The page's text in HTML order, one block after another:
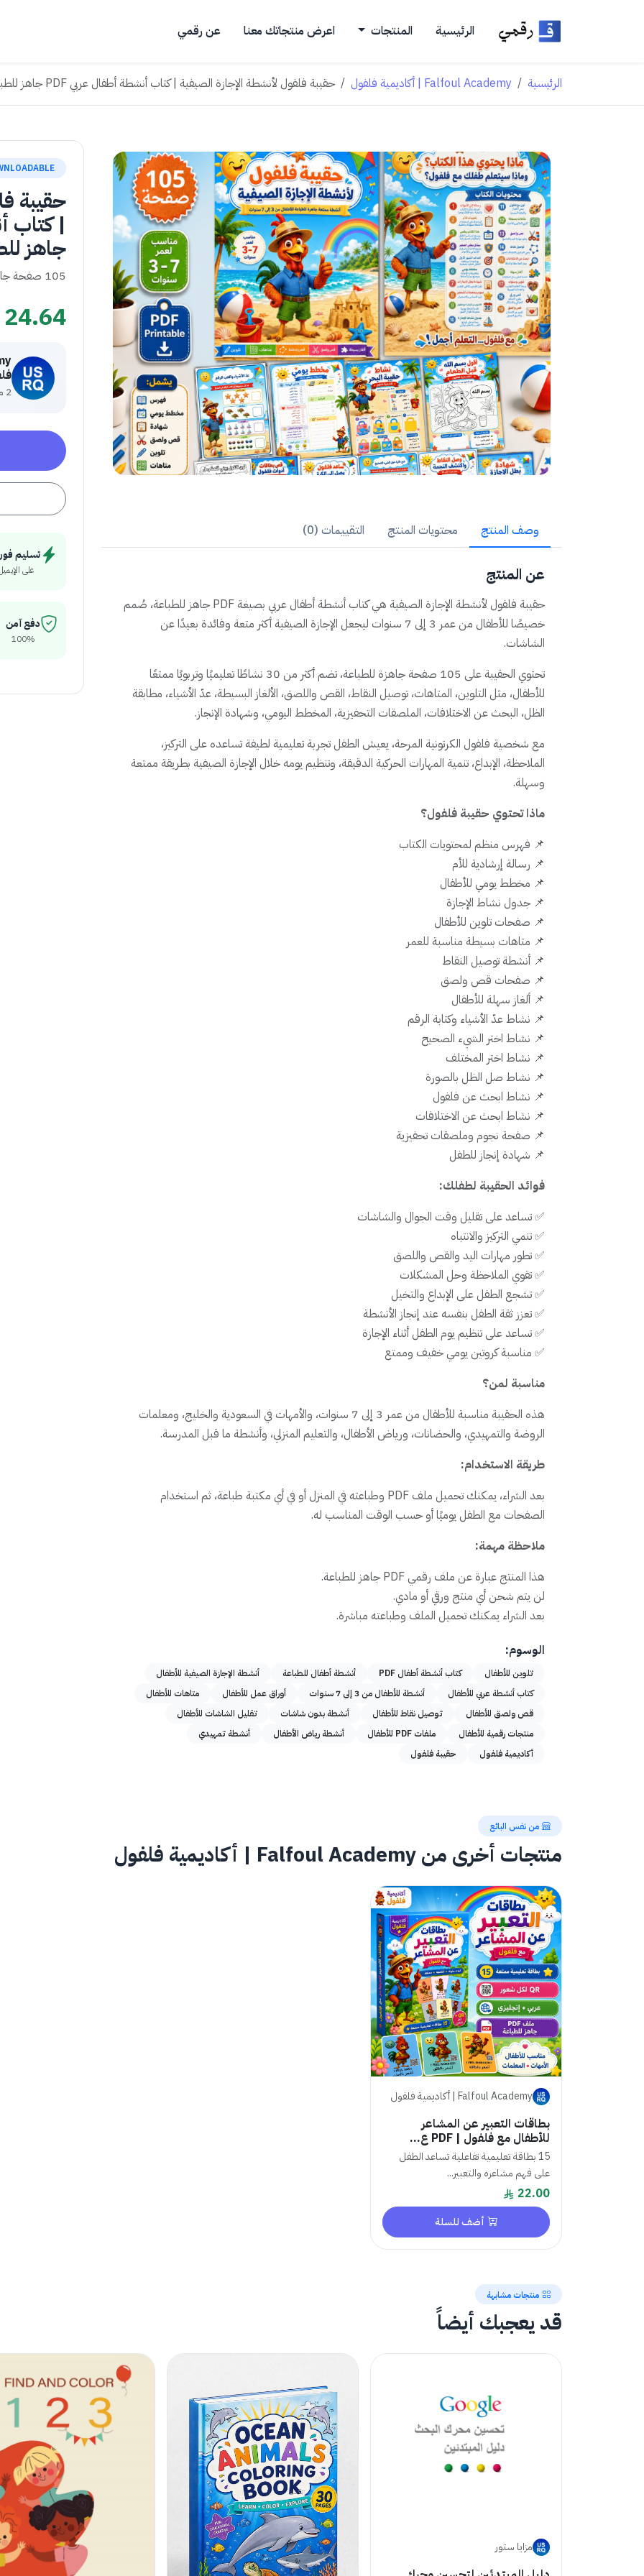
الرئيسية المنتجات اعرض منتجاتك معنا عن رقمي
الرئيسية Falfoul Academy | أكاديمية فلفول حقيبة فلفول لأنشطة الإجازة الصيفية | كتاب أنشطة أطفال عربي PDF جاهز للطباعة
وصف المنتج محتويات المنتج التقييمات (0)
عن المنتج
حقيبة فلفول لأنشطة الإجازة الصيفية هي كتاب أنشطة أطفال عربي بصيغة PDF جاهز للطباعة، صُمم
خصيصًا للأطفال من عمر 3 إلى 7 سنوات ليجعل الإجازة الصيفية أكثر متعة وفائدة بعيدًا عن
الشاشات.
تحتوي الحقيبة على 105 صفحة جاهزة للطباعة، تضم أكثر من 30 نشاطًا تعليميًا وتربويًا ممتعًا
للأطفال، مثل التلوين، المتاهات، توصيل النقاط، القص واللصق، الألغاز البسيطة، عدّ الأشياء، مطابقة
الظل، البحث عن الاختلافات، الملصقات التحفيزية، المخطط اليومي، وشهادة الإنجاز.
مع شخصية فلفول الكرتونية المرحة، يعيش الطفل تجربة تعليمية لطيفة تساعده على التركيز،
الملاحظة، الإبداع، تنمية المهارات الحركية الدقيقة، وتنظيم يومه خلال الإجازة الصيفية بطريقة ممتعة
وسهلة.
ماذا تحتوي حقيبة فلفول؟
📌 فهرس منظم لمحتويات الكتاب
📌 رسالة إرشادية للأم
📌 مخطط يومي للأطفال
📌 جدول نشاط الإجازة
📌 صفحات تلوين للأطفال
📌 متاهات بسيطة مناسبة للعمر
📌 أنشطة توصيل النقاط
📌 صفحات قص ولصق
📌 ألغاز سهلة للأطفال
📌 نشاط عدّ الأشياء وكتابة الرقم
📌 نشاط اختر الشيء الصحيح
📌 نشاط اختر المختلف
📌 نشاط صل الظل بالصورة
📌 نشاط ابحث عن فلفول
📌 نشاط ابحث عن الاختلافات
📌 صفحة نجوم وملصقات تحفيزية
📌 شهادة إنجاز للطفل
فوائد الحقيبة لطفلك:
✅ تساعد على تقليل وقت الجوال والشاشات
✅ تنمي التركيز والانتباه
✅ تطور مهارات اليد والقص واللصق
✅ تقوي الملاحظة وحل المشكلات
✅ تشجع الطفل على الإبداع والتخيل
✅ تعزز ثقة الطفل بنفسه عند إنجاز الأنشطة
✅ تساعد على تنظيم يوم الطفل أثناء الإجازة
✅ مناسبة كروتين يومي خفيف وممتع
مناسبة لمن؟
هذه الحقيبة مناسبة للأطفال من عمر 3 إلى 7 سنوات، والأمهات في السعودية والخليج، ومعلمات
الروضة والتمهيدي، والحضانات، ورياض الأطفال، والتعليم المنزلي، وأنشطة ما قبل المدرسة.
طريقة الاستخدام:
بعد الشراء، يمكنك تحميل ملف PDF وطباعته في المنزل أو في أي مكتبة طباعة، ثم استخدام
الصفحات مع الطفل يوميًا أو حسب الوقت المناسب له.
ملاحظة مهمة:
هذا المنتج عبارة عن ملف رقمي PDF جاهز للطباعة.
لن يتم شحن أي منتج ورقي أو مادي.
بعد الشراء يمكنك تحميل الملف وطباعته مباشرة.
الوسوم:
تلوين للأطفال كتاب أنشطة أطفال PDF أنشطة أطفال للطباعة
أنشطة الإجازة الصيفية للأطفال
كتاب أنشطة عربي للأطفال
أنشطة للأطفال من 3 إلى 7 سنوات أوراق عمل للأطفال
متاهات للأطفال
قص ولصق للأطفال
توصيل نقاط للأطفال أنشطة بدون شاشات
تقليل الشاشات للأطفال
منتجات رقمية للأطفال
ملفات PDF للأطفال أنشطة رياض الأطفال
أنشطة تمهيدي
أكاديمية فلفول
حقيبة فلفول
حقيبة
جاهز
105 صفحة جاهزة للطباعة للأطفال من 3 إلى 7 سنوات
24.64
2 منتج
تسليم
على
دفع آمن
100%
من نفس البائع
منتجات أخرى من Falfoul Academy | أكاديمية فلفول
Falfoul Academy | أكاديمية فلفول
بطاقات التعبير عن المشاعر
للأطفال مع فلفول | PDF ع...
15 بطاقة تعليمية تفاعلية تساعد الطفل
على فهم مشاعره والتعبير...
22.00
أضف للسلة
منتجات مشابهة
قد يعجبك أيضاً
مزايا ستور